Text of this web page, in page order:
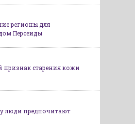
регионы для
Персеиды
старения кожи
люди предпочитают